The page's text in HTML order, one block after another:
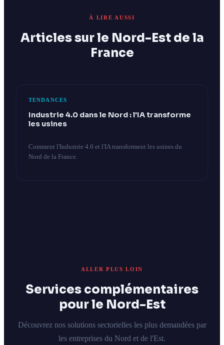
À LIRE AUSSI
Articles sur le Nord-Est de la
France
TENDANCES
Industrie 4.0 dans le Nord : l'IA transforme
les usines
Comment l'Industrie 4.0 et l'IA transforment les usines du
Nord de la France.
ALLER PLUS LOIN
Services complémentaires
pour le Nord-Est
Découvrez nos solutions sectorielles les plus demandées par
les entreprises du Nord et de l'Est.